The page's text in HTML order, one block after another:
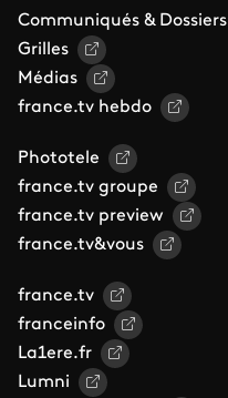
Communiqués & Dossiers
Grilles
Médias
france.tv hebdo
Phototele
france.tv groupe
france.tv preview
france.tv&vous
france.tv
franceinfo
La1ere.fr
Lumni